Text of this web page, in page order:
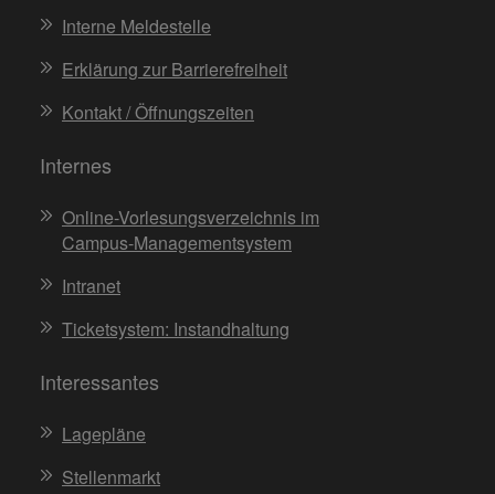
Interne Meldestelle
Erklärung zur Barrierefreiheit
Kontakt / Öffnungszeiten
Internes
Online-Vorlesungsverzeichnis im
Campus-Managementsystem
Intranet
Ticketsystem: Instandhaltung
Interessantes
Lagepläne
Stellenmarkt